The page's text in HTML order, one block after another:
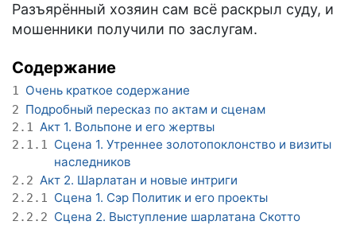
Разъярённый хозяин сам всё раскрыл суду, и
мошенники получили по заслугам.
Содержание
1 Очень краткое содержание
2 Подробный пересказ по актам и сценам
2.1 Акт 1. Вольпоне и его жертвы
2.1.1 Сцена 1. Утреннее золотопоклонство и визиты
наследников
2.2 Акт 2. Шарлатан и новые интриги
2.2.1 Сцена 1. Сэр Политик и его проекты
2.2.2 Сцена 2. Выступление шарлатана Скотто